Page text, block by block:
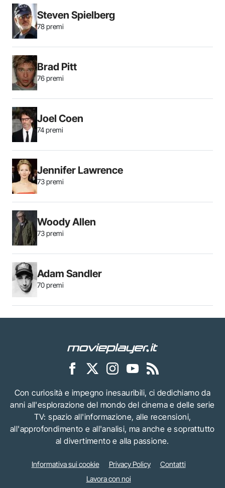
Steven Spielberg
78 premi
Brad Pitt
76 premi
Joel Coen
74 premi
Jennifer Lawrence
73 premi
Woody Allen
73 premi
Adam Sandler
70 premi
Con curiosità e impegno inesauribili, ci dedichiamo da
anni all'esplorazione del mondo del cinema e delle serie
TV: spazio all'informazione, alle recensioni,
all'approfondimento e all'analisi, ma anche e soprattutto
al divertimento e alla passione.
Informativa sui cookie Privacy Policy
Contatti
Lavora con noi